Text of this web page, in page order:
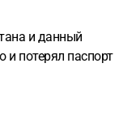
и данный
и потерял паспорт